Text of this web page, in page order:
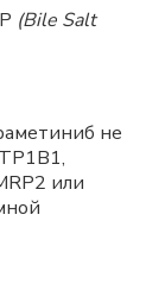
(Bile Salt
не
или